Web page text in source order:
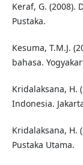
Keraf, G. (2008).
Pustaka.
Kesuma, T.M.J.
bahasa.
Kridalaksana, H.
Indonesia.
Kridalaksana, H.
Pustaka Utama.